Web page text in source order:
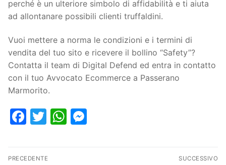
perché è un ulteriore simbolo di affidabilità e ti aiuta
ad allontanare possibili clienti truffaldini.
Vuoi mettere a norma le condizioni e i termini di
vendita del tuo sito e ricevere il bollino “Safety”?
Contatta il team di Digital Defend ed entra in contatto
con il tuo Avvocato Ecommerce a Passerano
Marmorito.
Facebook
TwitterWhatsApp
PRECEDENTE SUCCESSIVO